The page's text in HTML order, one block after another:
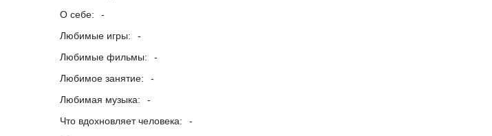
О себе:
-
Любимые игры:
-
Любимые фильмы:
-
Любимое занятие:
-
Любимая музыка:
-
Что вдохновляет человека:
-